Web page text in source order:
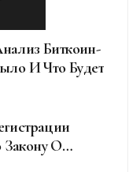
Биткоин-
И Что Будет
О
(PSA) В